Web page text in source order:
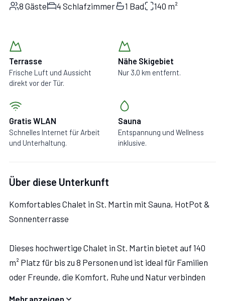
8 Gäste 4 Schlafzimmer 1 Bad 140 m²
Terrasse
Frische Luft und Aussicht
direkt vor der Tür.
Nähe Skigebiet
Nur 3,0 km entfernt.
Gratis WLAN
Schnelles Internet für Arbeit
und Unterhaltung.
Sauna
Entspannung und Wellness
inklusive.
Über diese Unterkunft
Komfortables Chalet in St. Martin mit Sauna, HotPot &
Sonnenterrasse
Dieses hochwertige Chalet in St. Martin bietet auf 140
m² Platz für bis zu 8 Personen und ist ideal für Familien
oder Freunde, die Komfort, Ruhe und Natur verbinden